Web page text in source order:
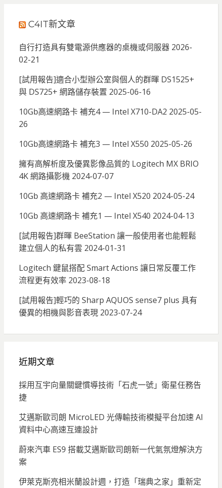
C4IT新文章
自行打造具有雙電源供應器的桌機或伺服器 2026-
02-21
[試用報告]適合小型辦公室與個人的群暉 DS1525+
與 DS725+ 網路儲存裝置 2025-06-16
10Gb高速網路卡 補充4 — Intel X710-DA2 2025-05-
26
10Gb高速網路卡 補充3 — Intel X550 2025-05-26
擁有高解析度及優異影像品質的 Logitech MX BRIO
4K 網路攝影機 2024-07-07
10Gb 高速網路卡 補充2 — Intel X520 2024-05-24
10Gb 高速網路卡 補充1 — Intel X540 2024-04-13
[試用報告]群暉 BeeStation 讓一般使用者也能輕鬆
建立個人的私有雲 2024-01-31
Logitech 鍵鼠搭配 Smart Actions 讓日常反覆工作
流程更有效率 2023-08-18
[試用報告]輕巧的 Sharp AQUOS sense7 plus 具有
優異的相機與影音表現 2023-07-24
近期文章
採用互宇向量關鍵慣導技術「石虎一號」衛星任務告
捷
艾邁斯歐司朗 MicroLED 光傳輸技術模擬平台加速 AI
資料中心高速互連設計
蔚來汽車 ES9 搭載艾邁斯歐司朗新一代氣氛燈解決方
案
伊萊克斯亮相米蘭設計週，打造「瑞典之家」重新定